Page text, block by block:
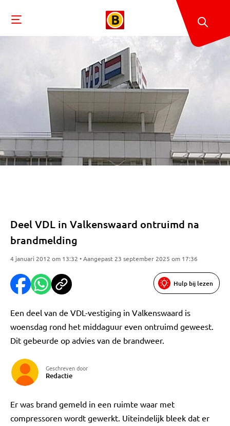
Deel VDL in Valkenswaard ontruimd na
brandmelding
4 januari 2012 om 13:32 • Aangepast 23 september 2025 om 17:36
Hulp bij lezen
Een deel van de VDL-vestiging in Valkenswaard is
woensdag rond het middaguur even ontruimd geweest.
Dit gebeurde op advies van de brandweer.
Geschreven door
Redactie
Er was brand gemeld in een ruimte waar met
compressoren wordt gewerkt. Uiteindelijk bleek dat er